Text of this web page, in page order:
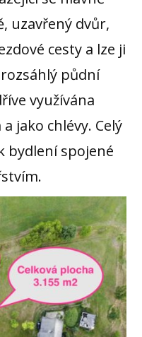
uzavřený dvůr,
cesty a lze ji
půdní
využívána
jako chlévy. Celý
bydlení spojené